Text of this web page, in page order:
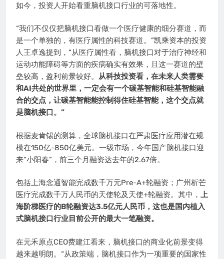
如今，投资人开始看重脑机接口行业的可落地性。
“我们不仅仅把脑机接口看做一个医疗健康的细分赛道，而
是一个单独的，有医疗属性的科技赛道。”凯乘资本的投资
人王卓逸提到，“从医疗属性看，脑机接口对于治疗神经和
运动功能障碍等方面的疾病确实有效果，且这一赛道的壁
垒较高，盈利前景较好。 从科技投资看，在未来人类需要
和AI共处的世界里，一定会有一个碳基智能和硅基智能融
合的交点，让碳基智能能控制得住硅基智能，这个交点就
是脑机接口。”
根据麦肯锡的测算，全球脑机接口在严肃医疗应用潜在规
模在150亿-850亿美元。一级市场，今年国产脑机接口迎
来“小阳春”，前三个月融资达去年的2.67倍。
包括上海念通智能完成数千万元Pre-A+轮融资；广州析芒
医疗完成数千万人民币的天使轮及天使+轮融资。其中， 上
海阶梯医疗的B轮融资达3.5亿元人民币，这也是国内植入
式脑机接口行业目前公开的最大一笔融资。
在元禾原点CEO费建江看来，脑机接口的商业化前景变得
越来越明朗。“从政策端，脑机接口作为一项重要的国家性